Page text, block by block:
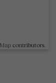
contributors.